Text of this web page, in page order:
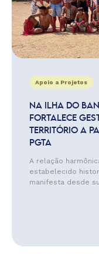
Apoio a Projetos
NA ILHA DO
FORTALECE
TERRITÓRIO A
PGTA
A relação
estabelecido
manifesta desde